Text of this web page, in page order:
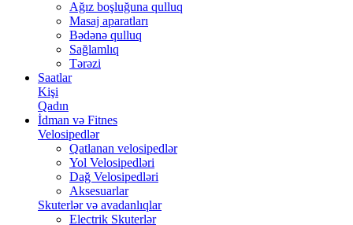
Ağız boşluğuna qulluq
Masaj aparatları
Bədənə qulluq
Sağlamlıq
Tərəzi
Saatlar
Kişi
Qadın
İdman və Fitnes
Velosipedlər
Qatlanan velosipedlər
Yol Velosipedləri
Dağ Velosipedləri
Aksesuarlar
Skuterlər və avadanlıqlar
Electrik Skuterlər